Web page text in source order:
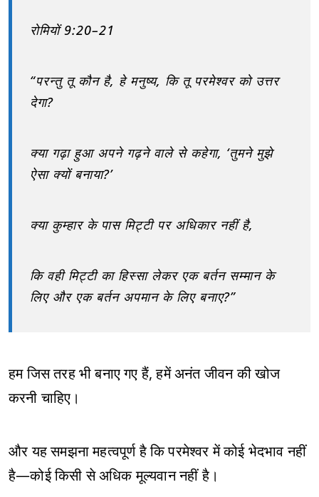
रोमियों 9:20–21
“परन्तु तू कौन है, हे मनुष्य, कि तू परमेश्वर को उत्तर
देगा?
क्या गढ़ा हुआ अपने गढ़ने वाले से कहेगा, ‘तुमने मुझे
ऐसा क्यों बनाया?’
क्या कुम्हार के पास मिट्टी पर अधिकार नहीं है,
कि वही मिट्टी का हिस्सा लेकर एक बर्तन सम्मान के
लिए और एक बर्तन अपमान के लिए बनाए?”
हम जिस तरह भी बनाए गए हैं, हमें अनंत जीवन की खोज
करनी चाहिए।
और यह समझना महत्वपूर्ण है कि परमेश्वर में कोई भेदभाव नहीं
है—कोई किसी से अधिक मूल्यवान नहीं है।